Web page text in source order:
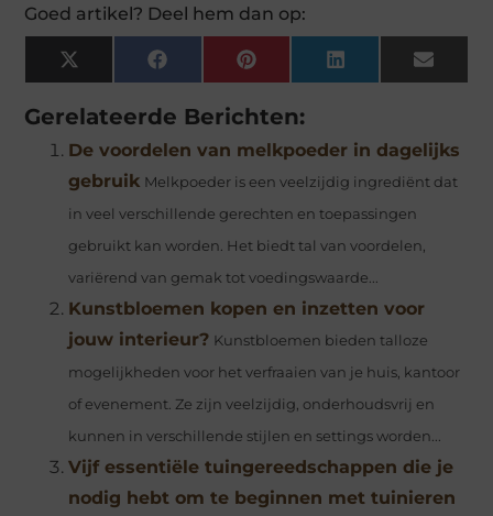
Goed artikel? Deel hem dan op:
X
(Twitter)
FacebookPinterestLinkedIn Email
Gerelateerde Berichten:
De voordelen van melkpoeder in dagelijks
gebruik Melkpoeder is een veelzijdig ingrediënt dat
in veel verschillende gerechten en toepassingen
gebruikt kan worden. Het biedt tal van voordelen,
variërend van gemak tot voedingswaarde...
Kunstbloemen kopen en inzetten voor
jouw interieur? Kunstbloemen bieden talloze
mogelijkheden voor het verfraaien van je huis, kantoor
of evenement. Ze zijn veelzijdig, onderhoudsvrij en
kunnen in verschillende stijlen en settings worden...
Vijf essentiële tuingereedschappen die je
nodig hebt om te beginnen met tuinieren